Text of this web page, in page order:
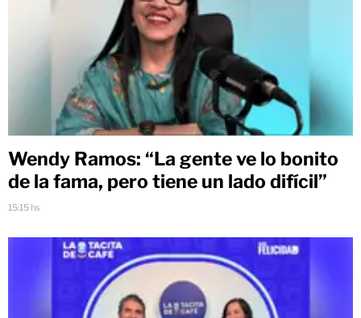
Wendy Ramos: “La gente ve lo bonito
de la fama, pero tiene un lado difícil”
15:15 hs